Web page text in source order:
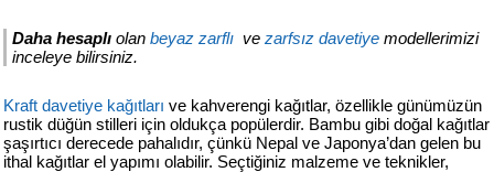
46
29
Daha hesaplı olan beyaz zarflı ve zarfsız davetiye modellerimizi
inceleye bilirsiniz.
Kraft davetiye kağıtları ve kahverengi kağıtlar, özellikle günümüzün
rustik düğün stilleri için oldukça popülerdir. Bambu gibi doğal kağıtlar
şaşırtıcı derecede pahalıdır, çünkü Nepal ve Japonya’dan gelen bu
ithal kağıtlar el yapımı olabilir. Seçtiğiniz malzeme ve teknikler,